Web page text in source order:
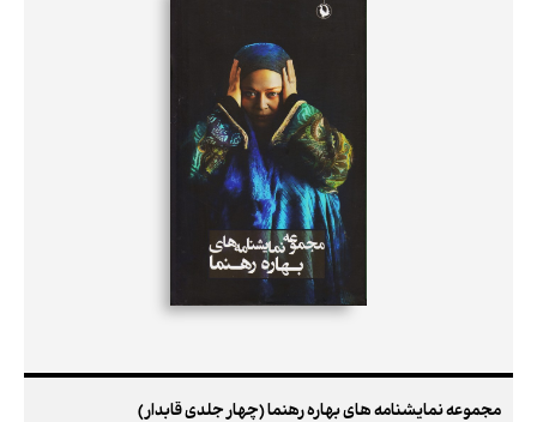
مجموعه نمایشنامه های بهاره رهنما (چهار جلدی قابدار)